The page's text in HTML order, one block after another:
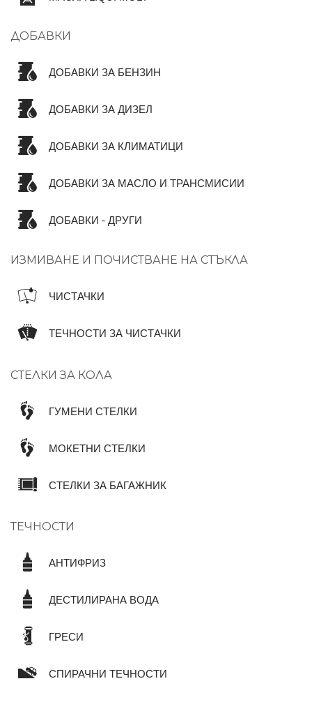
ДОБАВКИ
ДОБАВКИ ЗА БЕНЗИН
ДОБАВКИ ЗА ДИЗЕЛ
ДОБАВКИ ЗА КЛИМАТИЦИ
ДОБАВКИ ЗА МАСЛО И ТРАНСМИСИИ
ДОБАВКИ - ДРУГИ
ИЗМИВАНЕ И ПОЧИСТВАНЕ НА СТЪКЛА
ЧИСТАЧКИ
ТЕЧНОСТИ ЗА ЧИСТАЧКИ
СТЕЛКИ ЗА КОЛА
ГУМЕНИ СТЕЛКИ
МОКЕТНИ СТЕЛКИ
СТЕЛКИ ЗА БАГАЖНИК
ТЕЧНОСТИ
АНТИФРИЗ
ДЕСТИЛИРАНА ВОДА
ГРЕСИ
СПИРАЧНИ ТЕЧНОСТИ